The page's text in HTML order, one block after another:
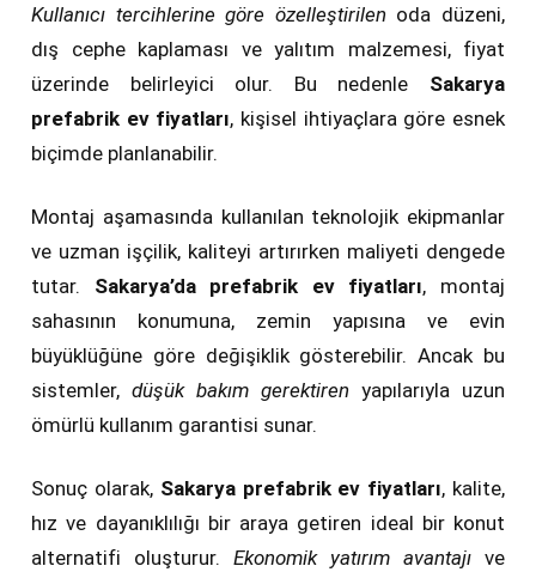
Kullanıcı tercihlerine göre özelleştirilen oda düzeni,
dış cephe kaplaması ve yalıtım malzemesi, fiyat
üzerinde belirleyici olur. Bu nedenle Sakarya
prefabrik ev fiyatları, kişisel ihtiyaçlara göre esnek
biçimde planlanabilir.
Montaj aşamasında kullanılan teknolojik ekipmanlar
ve uzman işçilik, kaliteyi artırırken maliyeti dengede
tutar. Sakarya’da prefabrik ev fiyatları, montaj
sahasının konumuna, zemin yapısına ve evin
büyüklüğüne göre değişiklik gösterebilir. Ancak bu
sistemler, düşük bakım gerektiren yapılarıyla uzun
ömürlü kullanım garantisi sunar.
Sonuç olarak, Sakarya prefabrik ev fiyatları, kalite,
hız ve dayanıklılığı bir araya getiren ideal bir konut
alternatifi oluşturur. Ekonomik yatırım avantajı ve